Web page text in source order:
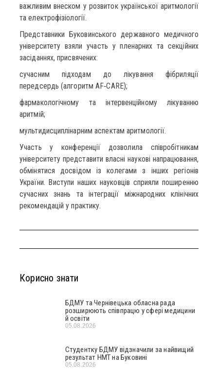
важливим внеском у розвиток української аритмології
та електрофізіології.
Представники Буковинського державного медичного
університету взяли участь у пленарних та секційних
засіданнях, присвячених:
сучасним підходам до лікування фібриляції
передсердь (алгоритм AF‑CARE);
фармакологічному та інтервенційному лікуванню
аритмій;
мультидисциплінарним аспектам аритмології.
Участь у конференції дозволила співробітникам
університету представити власні наукові напрацювання,
обмінятися досвідом із колегами з інших регіонів
України. Виступи наших науковців сприяли поширенню
сучасних знань та інтеграції міжнародних клінічних
рекомендацій у практику.
Корисно знати
БДМУ та Чернівецька обласна рада
розширюють співпрацю у сфері медицини
й освіти
05.08.2026
Студентку БДМУ відзначили за найвищий
результат НМТ на Буковині
05.08.2026